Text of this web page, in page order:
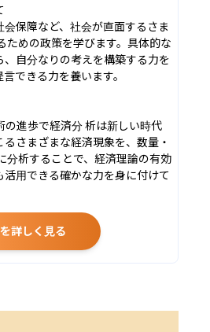
保障など、社会が直面するさま
ための政策を学びます。具体的な
自分なりの考えを構築する力を
できる力を養います。
の進歩で経済分 析は新しい時代
さまざまな経済現象を、数量・
分析することで、経済理論の有効
用できる確かな力を身に付けて
詳しく見る